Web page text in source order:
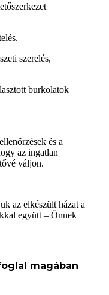
szerelés,
burkolatok
és a
az ingatlan
váljon.
az elkészült házat a
együtt – Önnek
magában